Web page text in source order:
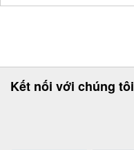
Kết nối với chúng tôi